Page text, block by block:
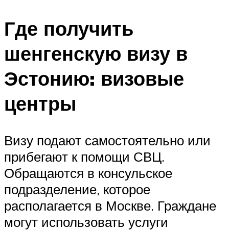
Где получить
шенгенскую визу в
Эстонию: визовые
центры
Визу подают самостоятельно или
прибегают к помощи СВЦ.
Обращаются в консульское
подразделение, которое
располагается в Москве. Граждане
могут использовать услуги